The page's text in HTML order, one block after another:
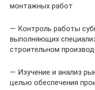
монтажных работ
— Контроль работы
выполняющих
строительном
— Изучение и анализ
целью обеспечения